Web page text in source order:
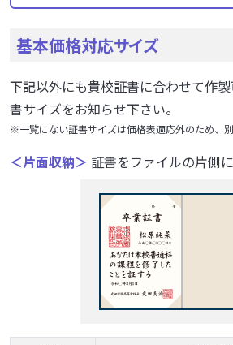
基本価格対応サイズ
下記以外にも貴校証書に合わせて作
書サイズをお知らせ下さい。
※一覧にない証書サイズは価格表適応外のため、別
＜片面収納＞ 証書をファイルの片側に